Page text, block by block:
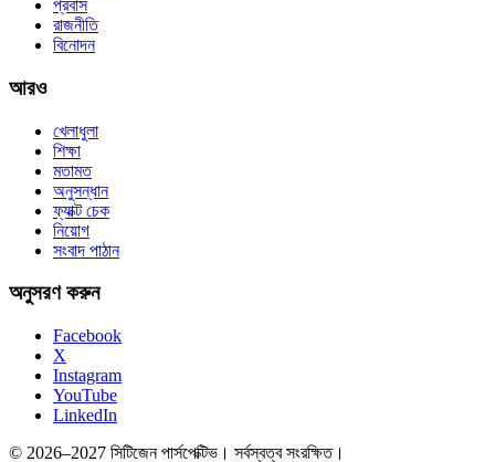
প্রবাস
রাজনীতি
বিনোদন
আরও
খেলাধুলা
শিক্ষা
মতামত
অনুসন্ধান
ফ্যাক্ট চেক
নিয়োগ
সংবাদ পাঠান
অনুসরণ করুন
Facebook
X
Instagram
YouTube
LinkedIn
© 2026–2027 সিটিজেন পার্সপেক্টিভ। সর্বস্বত্ব সংরক্ষিত।